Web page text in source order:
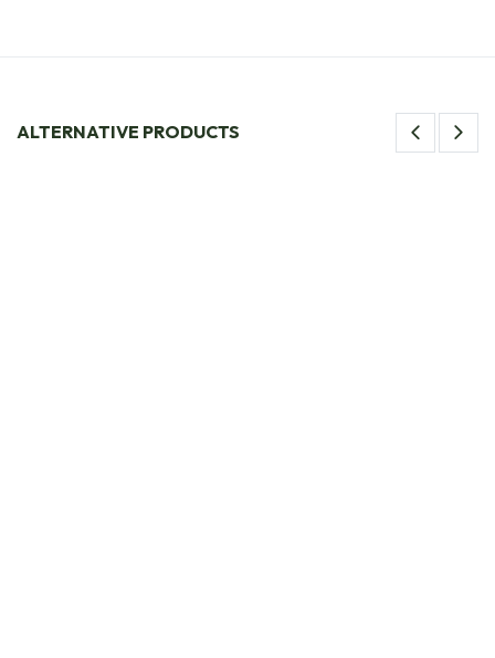
ALTERNATIVE PRODUCTS